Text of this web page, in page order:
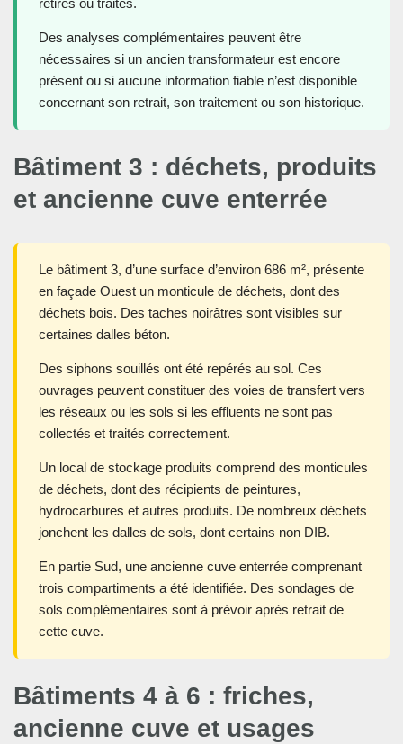
retirés ou traités.
Des analyses complémentaires peuvent être
nécessaires si un ancien transformateur est encore
présent ou si aucune information fiable n’est disponible
concernant son retrait, son traitement ou son historique.
Bâtiment 3 : déchets, produits
et ancienne cuve enterrée
Le bâtiment 3, d’une surface d’environ 686 m², présente
en façade Ouest un monticule de déchets, dont des
déchets bois. Des taches noirâtres sont visibles sur
certaines dalles béton.
Des siphons souillés ont été repérés au sol. Ces
ouvrages peuvent constituer des voies de transfert vers
les réseaux ou les sols si les effluents ne sont pas
collectés et traités correctement.
Un local de stockage produits comprend des monticules
de déchets, dont des récipients de peintures,
hydrocarbures et autres produits. De nombreux déchets
jonchent les dalles de sols, dont certains non DIB.
En partie Sud, une ancienne cuve enterrée comprenant
trois compartiments a été identifiée. Des sondages de
sols complémentaires sont à prévoir après retrait de
cette cuve.
Bâtiments 4 à 6 : friches,
ancienne cuve et usages